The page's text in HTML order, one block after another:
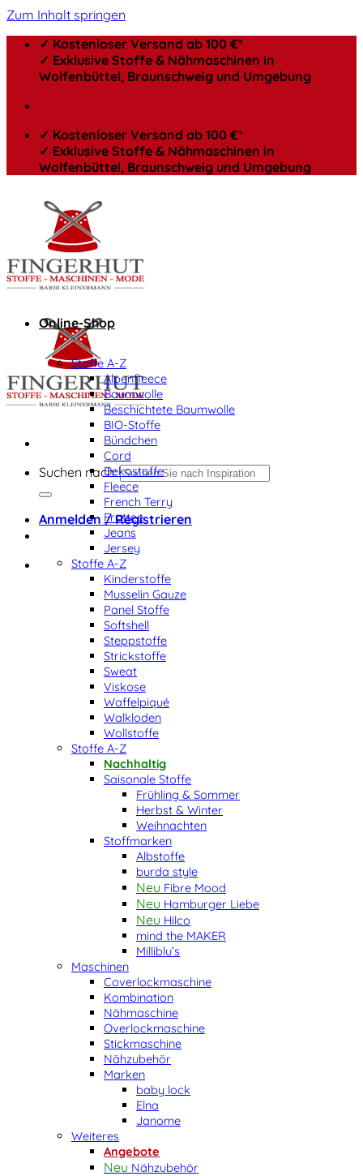
Zum Inhalt springen
✓ Kostenloser Versand ab 100 €*
✓ Exklusive Stoffe & Nähmaschinen in
Wolfenbüttel, Braunschweig und Umgebung
✓ Kostenloser Versand ab 100 €*
✓ Exklusive Stoffe & Nähmaschinen in
Wolfenbüttel, Braunschweig und Umgebung
Suchen nach:
Anmelden / Registrieren
Online-Shop
Stoffe A-Z
Alpenfleece
Baumwolle
Beschichtete Baumwolle
BIO-Stoffe
Bündchen
Cord
Dekostoffe
Fleece
French Terry
Frottee
Jeans
Jersey
Stoffe A-Z
Kinderstoffe
Musselin Gauze
Panel Stoffe
Softshell
Steppstoffe
Strickstoffe
Sweat
Viskose
Waffelpiqué
Walkloden
Wollstoffe
Stoffe A-Z
Nachhaltig
Saisonale Stoffe
Frühling & Sommer
Herbst & Winter
Weihnachten
Stoffmarken
Albstoffe
burda style
Fibre Mood
Hamburger Liebe
Hilco
mind the MAKER
Milliblu’s
Maschinen
Coverlockmaschine
Kombination
Nähmaschine
Overlockmaschine
Stickmaschine
Nähzubehör
Marken
baby lock
Elna
Janome
Weiteres
Angebote
Nähzubehör